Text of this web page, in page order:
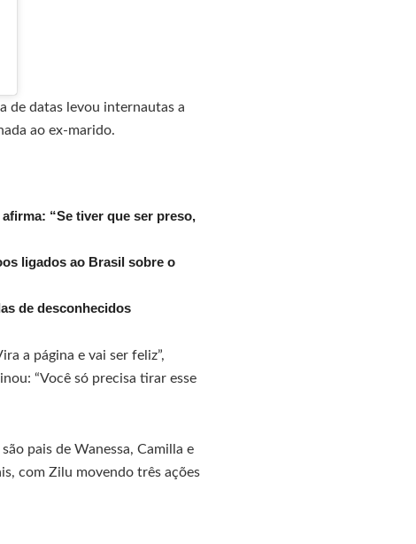
de datas levou internautas a
ao ex-marido.
“Se tiver que ser preso,
ligados ao Brasil sobre o
de desconhecidos
a página e vai ser feliz”,
“Você só precisa tirar esse
pais de Wanessa, Camilla e
com Zilu movendo três ações